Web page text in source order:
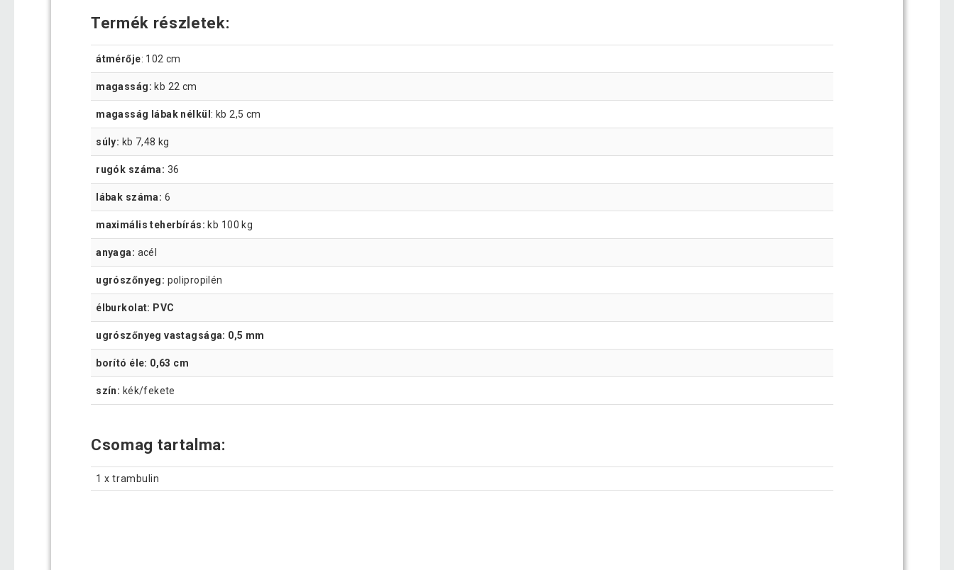
Termék részletek:
átmérője: 102 cm
magasság: kb 22 cm
magasság lábak nélkül : kb 2,5 cm
súly: kb 7,48 kg
rugók száma: 36
lábak száma: 6
maximális teherbírás: kb 100 kg
anyaga: acél
ugrószőnyeg: polipropilén
élburkolat: PVC
ugrószőnyeg vastagsága: 0,5 mm
borító éle: 0,63 cm
szín: kék/fekete
Csomag tartalma:
1 x trambulin